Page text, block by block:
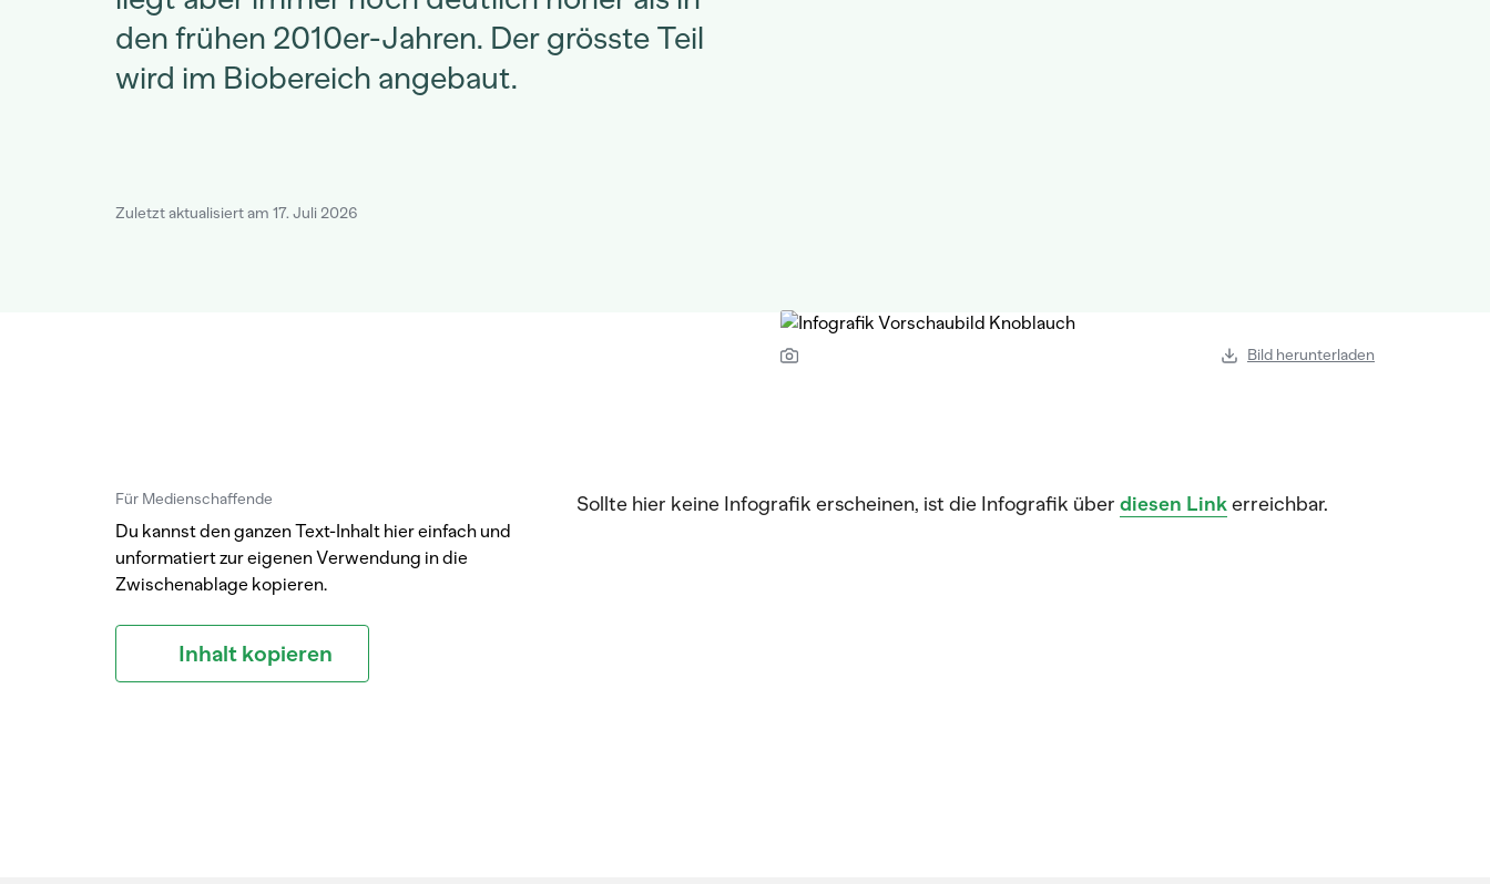
den frühen 2010er-Jahren. Der grösste Teil
wird im Biobereich angebaut.
Zuletzt aktualisiert am 17. Juli 2026
Bild herunterladen
Für Medienschaffende
Du kannst den ganzen Text-Inhalt hier einfach und
unformatiert zur eigenen Verwendung in die
Zwischenablage kopieren.
Inhalt kopieren
Sollte hier keine Infografik erscheinen, ist die Infografik über diesen Linkerreichbar.